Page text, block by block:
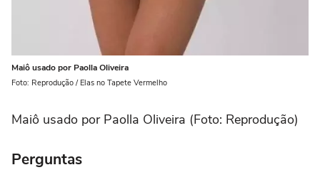
Maiô usado por Paolla Oliveira
Foto: Reprodução / Elas no Tapete Vermelho
Maiô usado por Paolla Oliveira (Foto: Reprodução)
Perguntas